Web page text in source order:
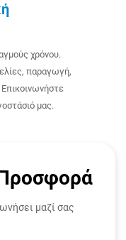
χρόνου.
παραγωγή,
μας.
μαζί σας